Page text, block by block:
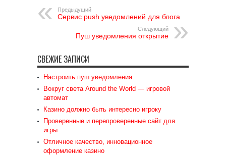
Предыдущий
Сервис push уведомлений для блога
Следующий
Пуш уведомления открытие
СВЕЖИЕ ЗАПИСИ
Настроить пуш уведомления
Вокруг света Around the World — игровой
автомат
Казино должно быть интересно игроку
Проверенные и перепроверенные сайт для
игры
Отличное качество, инновационное
оформление казино